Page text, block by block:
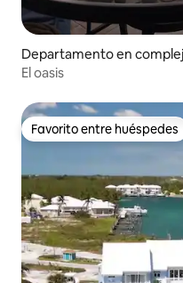
Departamento en
r
El oasis
Favorito entre huéspedes
Favorito entre huéspedes